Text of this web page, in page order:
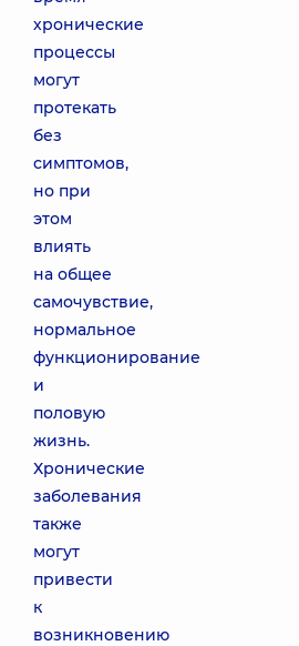
хронические
процессы
могут
протекать
без
симптомов,
но при
этом
влиять
на общее
самочувствие,
нормальное
функционирование
и
половую
жизнь.
Хронические
заболевания
также
могут
привести
к
возникновению